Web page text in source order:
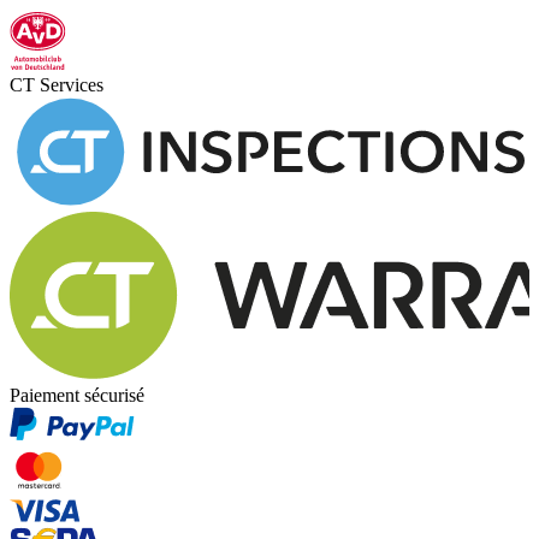
CT Services
Paiement sécurisé